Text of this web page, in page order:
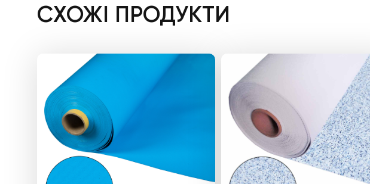
СХОЖІ ПРОДУКТИ